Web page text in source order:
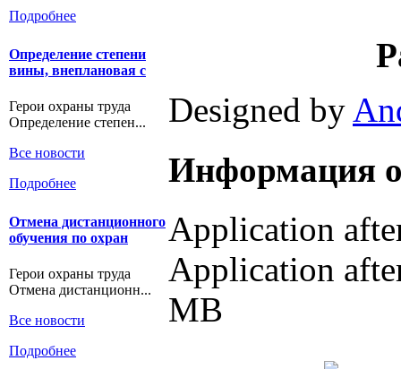
Подробнее
Определение степени
вины, внеплановая с
Герои охраны труда
Определение степен...
Все новости
Подробнее
Отмена дистанционного
обучения по охран
Герои охраны труда
Отмена дистанционн...
Все новости
Подробнее
Designed by
Информация
Application
Application
MB